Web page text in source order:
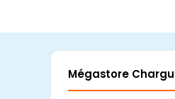
Mégastore